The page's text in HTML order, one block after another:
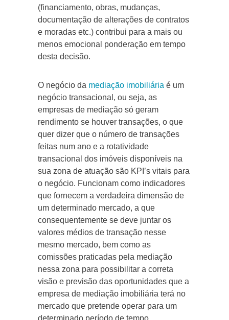
(financiamento, obras, mudanças,
documentação de alterações de contratos
e moradas etc.) contribui para a mais ou
menos emocional ponderação em tempo
desta decisão.
O negócio da mediação imobiliária é um
negócio transacional, ou seja, as
empresas de mediação só geram
rendimento se houver transações, o que
quer dizer que o número de transações
feitas num ano e a rotatividade
transacional dos imóveis disponíveis na
sua zona de atuação são KPI’s vitais para
o negócio. Funcionam como indicadores
que fornecem a verdadeira dimensão de
um determinado mercado, a que
consequentemente se deve juntar os
valores médios de transação nesse
mesmo mercado, bem como as
comissões praticadas pela mediação
nessa zona para possibilitar a correta
visão e previsão das oportunidades que a
empresa de mediação imobiliária terá no
mercado que pretende operar para um
determinado período de tempo.